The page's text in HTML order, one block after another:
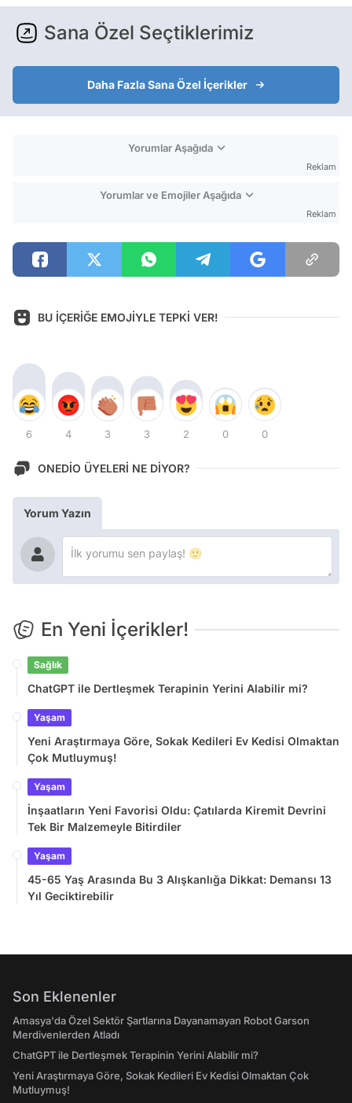
Sana Özel Seçtiklerimiz
Daha Fazla Sana Özel İçerikler
Yorumlar Aşağıda
Reklam
Yorumlar ve Emojiler Aşağıda
Reklam
BU İÇERİĞE EMOJİYLE TEPKİ VER!
6 4 3 3 2 0 0
ONEDİO ÜYELERİ NE DİYOR?
Yorum Yazın
En Yeni İçerikler!
Sağlık
ChatGPT ile Dertleşmek Terapinin Yerini Alabilir mi?
Yaşam
Yeni Araştırmaya Göre, Sokak Kedileri Ev Kedisi Olmaktan
Çok Mutluymuş!
Yaşam
İnşaatların Yeni Favorisi Oldu: Çatılarda Kiremit Devrini
Tek Bir Malzemeyle Bitirdiler
Yaşam
45-65 Yaş Arasında Bu 3 Alışkanlığa Dikkat: Demansı 13
Yıl Geciktirebilir
Son Eklenenler
Amasya'da Özel Sektör Şartlarına Dayanamayan Robot Garson
Merdivenlerden Atladı
ChatGPT ile Dertleşmek Terapinin Yerini Alabilir mi?
Yeni Araştırmaya Göre, Sokak Kedileri Ev Kedisi Olmaktan Çok
Mutluymuş!